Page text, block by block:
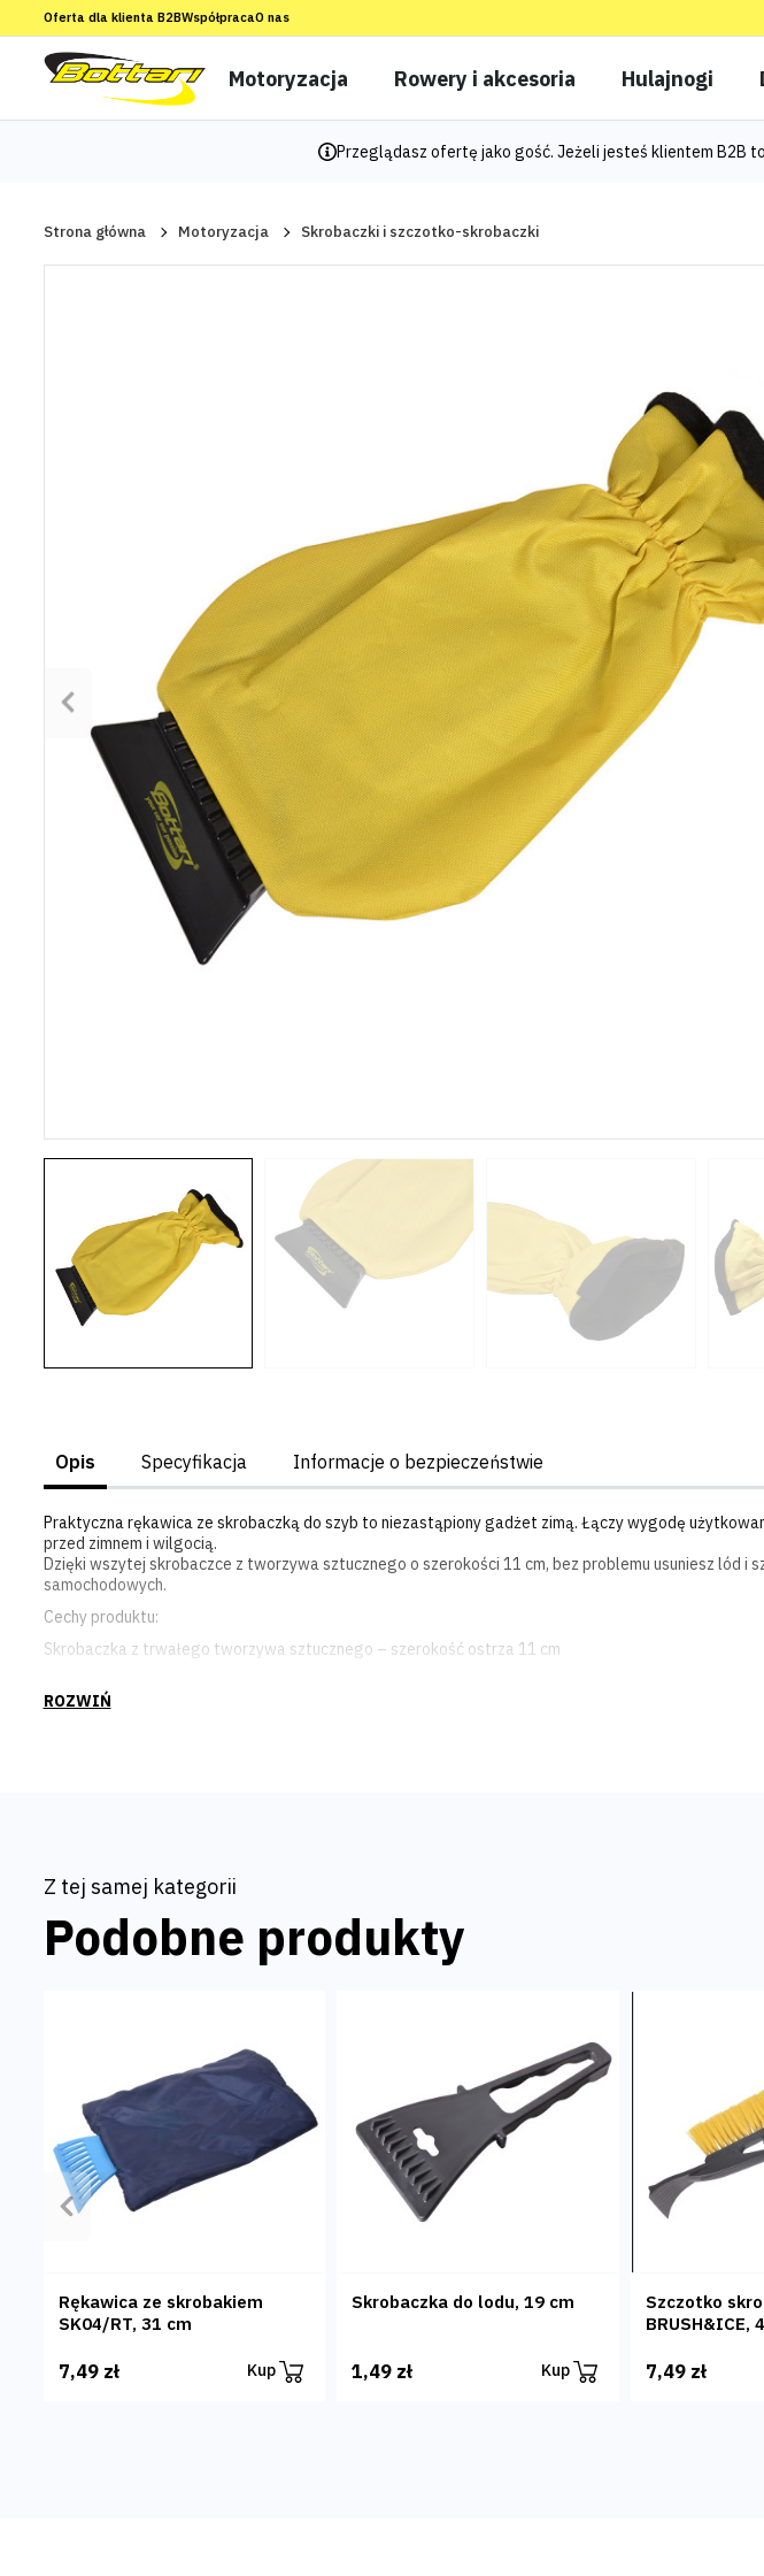
Oferta dla klienta B2BWspółpracaO nas
Motoryzacja Rowery i akcesoria Hulajnogi
Przeglądasz ofertę jako gość. Jeżeli jesteś klientem B2B to
Strona główna Motoryzacja Skrobaczki i szczotko-skrobaczki
Poprzedni
Opis Specyfikacja Informacje o bezpieczeństwie
Praktyczna rękawica ze skrobaczką do szyb to niezastąpiony gadżet zimą. Łączy wygodę
przed zimnem i wilgocią.
Dzięki wszytej skrobaczce z tworzywa sztucznego o szerokości 11 cm, bez problemu usuniesz lód i
samochodowych.
Cechy produktu:
Skrobaczka z trwałego tworzywa sztucznego – szerokość ostrza 11 cm
Wierzchni materiał poliestrowy – skutecznie chroni przed wodą i śniegiem
Z tej samej kategorii
Podobne produkty
Poprzedni
Rękawica ze skrobakiem
SK04/RT, 31 cm
7,49 zł Kup
Skrobaczka do lodu, 19 cm
1,49 zł Kup
Szczotko
BRUSH&ICE,
7,49 zł